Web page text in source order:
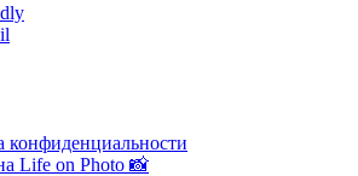
конфиденциальности
Life on Photo 📸